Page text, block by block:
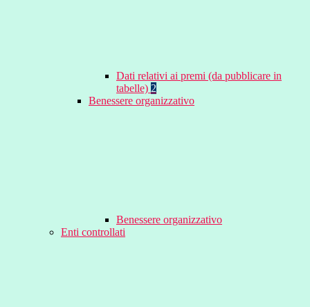
Dati relativi ai premi (da pubblicare in
tabelle) 2
Benessere organizzativo
Benessere organizzativo
Enti controllati